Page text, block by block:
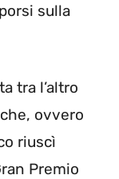
sulla
tra l’altro
ovvero
riuscì
Premio